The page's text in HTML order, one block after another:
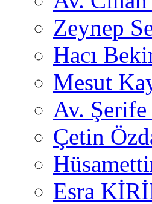
Zeynep
Hacı
Mesut
Av.
Çetin
Esra